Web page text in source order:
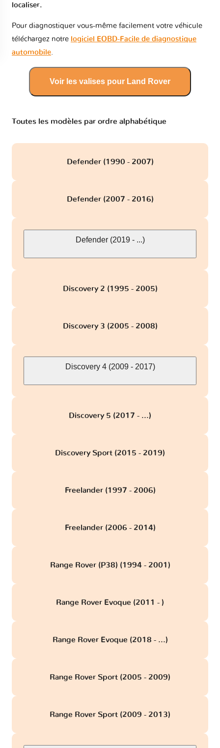
localiser.
Pour diagnostiquer vous-même facilement votre véhicule
téléchargez notre logiciel EOBD-Facile de diagnostique
automobile.
Voir les valises pour Land Rover
Toutes les modèles par ordre alphabétique
Defender (1990 - 2007)
Defender (2007 - 2016)
Defender (2019 - ...)
Discovery 2 (1995 - 2005)
Discovery 3 (2005 - 2008)
Discovery 4 (2009 - 2017)
Discovery 5 (2017 - ...)
Discovery Sport (2015 - 2019)
Freelander (1997 - 2006)
Freelander (2006 - 2014)
Range Rover (P38) (1994 - 2001)
Range Rover Evoque (2011 - )
Range Rover Evoque (2018 - ...)
Range Rover Sport (2005 - 2009)
Range Rover Sport (2009 - 2013)